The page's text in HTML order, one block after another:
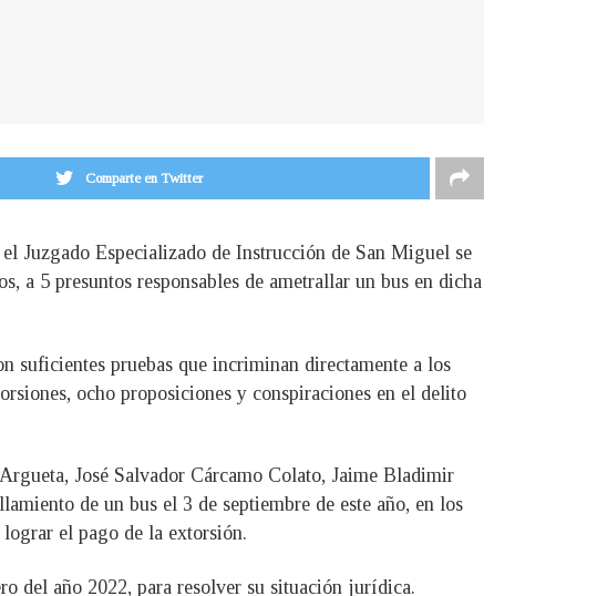
Comparte en Twitter
Juzgado Especializado de Instrucción de San Miguel se
a 5 presuntos responsables de ametrallar un bus en dicha
suficientes pruebas que incriminan directamente a los
ocho proposiciones y conspiraciones en el delito
José Salvador Cárcamo Colato, Jaime Bladimir
de un bus el 3 de septiembre de este año, en los
el pago de la extorsión.
del año 2022, para resolver su situación jurídica.